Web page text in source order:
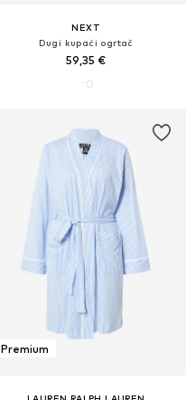
NEXT
Dugi kupaći ogrtač
59,35 €
Premium